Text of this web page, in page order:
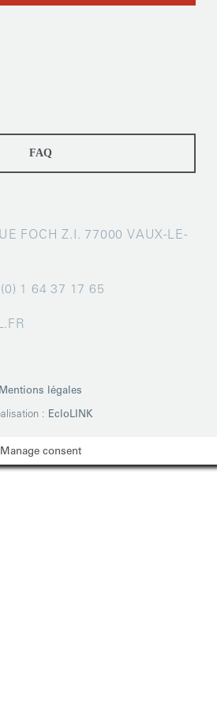
FAQ
FOCH Z.I. 77000 VAUX-LE-
1 64 37 17 65
Mentions légales
: EcloLINK
Manage consent